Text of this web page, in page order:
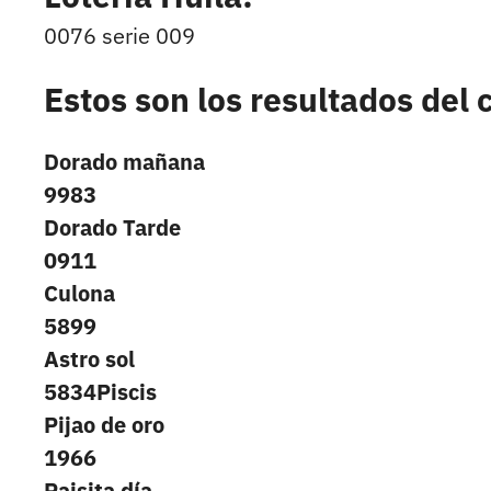
0076 serie 009
Estos son los resultados del
Dorado mañana
9983
Dorado Tarde
0911
Culona
5899
Astro sol
5834Piscis
Pijao de oro
1966